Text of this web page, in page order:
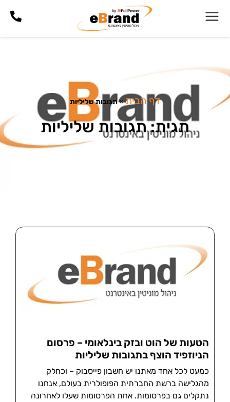
דף הבית»תגובות שליליות
תגית: תגובות שליליות
הטעות של הוט ובזק בינלאומי – פרסום
הניוזפיד הוצף בתגובות שליליות
כמעט לכל אחד מאתנו יש חשבון פייסבוק – וכחלק
מהגלישה ברשת החברתית הפופולרית בעולם, אנחנו
נתקלים גם בפרסומות. אחת הפרסומות שעלו לאחרונה